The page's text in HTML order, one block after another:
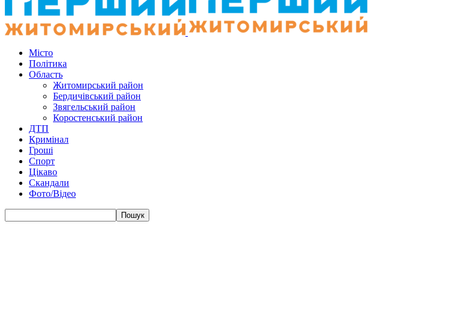
Місто
Політика
Область
Житомирський район
Бердичівський район
Звягельський район
Коростенський район
ДТП
Кримінал
Гроші
Спорт
Цікаво
Скандали
Фото/Відео